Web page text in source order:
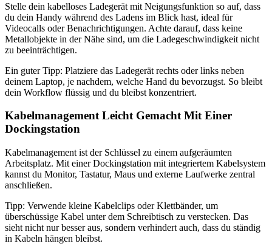
Stelle dein kabelloses Ladegerät mit Neigungsfunktion so auf, dass
du dein Handy während des Ladens im Blick hast, ideal für
Videocalls oder Benachrichtigungen. Achte darauf, dass keine
Metallobjekte in der Nähe sind, um die Ladegeschwindigkeit nicht
zu beeinträchtigen.
Ein guter Tipp: Platziere das Ladegerät rechts oder links neben
deinem Laptop, je nachdem, welche Hand du bevorzugst. So bleibt
dein Workflow flüssig und du bleibst konzentriert.
Kabelmanagement Leicht Gemacht Mit Einer
Dockingstation
Kabelmanagement ist der Schlüssel zu einem aufgeräumten
Arbeitsplatz. Mit einer Dockingstation mit integriertem Kabelsystem
kannst du Monitor, Tastatur, Maus und externe Laufwerke zentral
anschließen.
Tipp: Verwende kleine Kabelclips oder Klettbänder, um
überschüssige Kabel unter dem Schreibtisch zu verstecken. Das
sieht nicht nur besser aus, sondern verhindert auch, dass du ständig
in Kabeln hängen bleibst.